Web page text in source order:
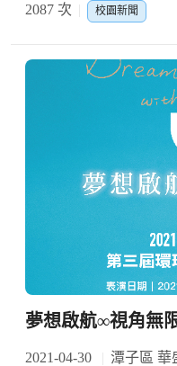
2087 次
校園新聞
夢想啟航∞視角無
2021-04-30 潭子區 華